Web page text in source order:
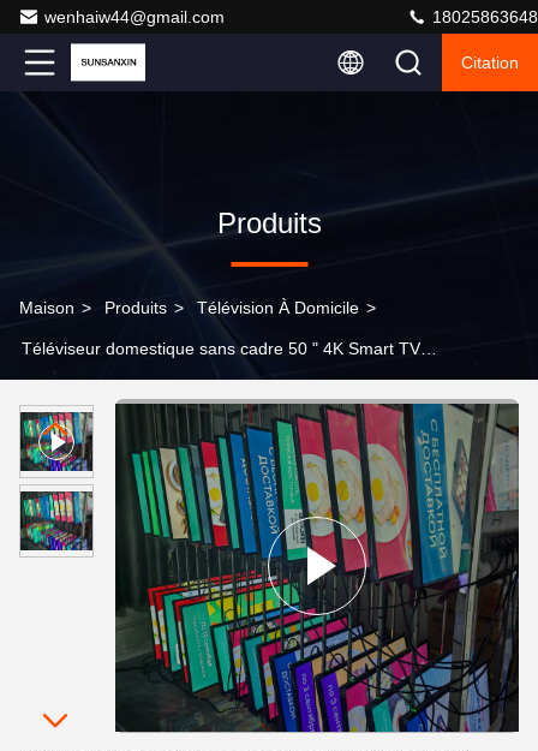
wenhaiw44@gmail.com 18025863648
Citation
Produits
Maison > Produits > Télévision À Domicile >
Téléviseur domestique sans cadre 50 " 4K Smart TV